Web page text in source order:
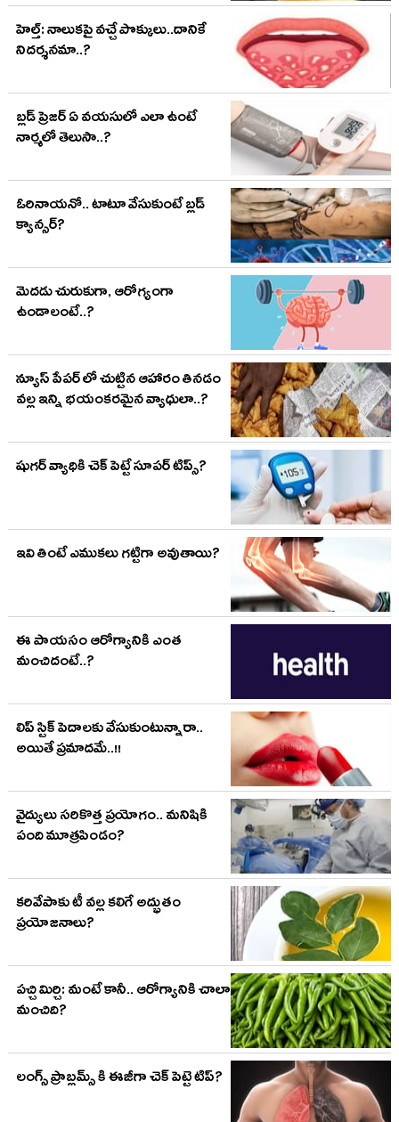
హెల్త్: నాలుకపై వచ్చే పొక్కులు..దానికే
నిదర్శనమా..?
బ్లడ్ ప్రెజర్ ఏ వయసులో ఎలా ఉంటే
నార్మలో తెలుసా..?
ఓరినాయనో.. టాటూ వేసుకుంటే బ్లడ్
క్యాన్సర్?
మెదడు చురుకుగా, ఆరోగ్యంగా
ఉండాలంటే..?
న్యూస్ పేపర్ లో చుట్టిన ఆహారం తినడం
వల్ల ఇన్ని భయంకరమైన వ్యాధులా..?
షుగర్ వ్యాధికి చెక్ పెట్టే సూపర్ టిప్స్?
ఇవి తింటే ఎముకలు గట్టిగా అవుతాయి?
ఈ పాయసం ఆరోగ్యానికి ఎంత
మంచిదంటే..?
లిప్ స్టిక్ పెదాలకు వేసుకుంటున్నారా..
అయితే ప్రమాదమే..!!
వైద్యులు సరికొత్త ప్రయోగం.. మనిషికి
పంది మూత్రపిండం?
కరివేపాకు టీ వల్ల కలిగే అద్భుతం
ప్రయోజనాలు?
పచ్చి మిర్చి: మంటే కానీ.. ఆరోగ్యానికి చాలా
మంచిది?
లంగ్స్ ప్రాబ్లమ్స్ కి ఈజీగా చెక్ పెట్టె టిప్?